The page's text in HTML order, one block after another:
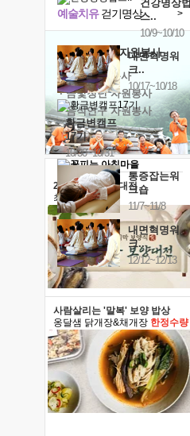
건강명상법
스..
10/9~10/10
내면혁명워
크..
10/17~10/18
황금변캠프
17기
10/30~10/31
통증잡는워
크숍
11/7~11/8
내면혁명워
크..
12/12~12/13
예술치유걷기명상 >
'옹달샘의 꽃'자원봉사
· 청년 자원봉사
· 금빛청년 자원봉사
· 음식연구 자원봉사
2026 말복 보양대전
최대
74%할인
사람살리는 '말복' 보양 밥상
옹달샘 닭개장&채개장 한정수량